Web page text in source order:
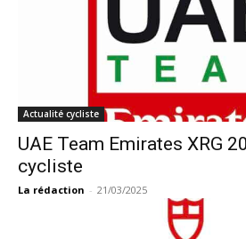
Actualité cycliste
UAE Team Emirates XRG
cycliste
La rédaction - 21/03/2025